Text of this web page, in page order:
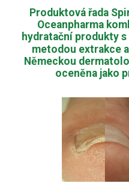
PŘÍRODNÍ
S AKTIVNÍM
Produktová řada
Oceanpharma
hydratační produkty
metodou extrakce
Německou
oceněna jako